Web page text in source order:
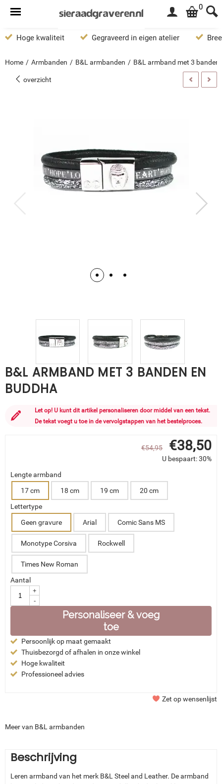
0
Hoge kwaliteit Gegraveerd in eigen atelier
Home / Armbanden / B&L armbanden / B&L armband met 3 banden
overzicht
B&L ARMBAND MET 3 BANDEN EN
BUDDHA
Let op! U kunt dit artikel personaliseren door middel van een tekst.
De tekst voegt u toe in de vervolgstappen van het bestelproces.
€54,95 €38,50
U bespaart: 30%
Lengte armband
17 cm
18 cm 19 cm
20 cm
Lettertype
Geen gravure
Arial Comic Sans MS
Monotype Corsiva Rockwell
Times New Roman
Aantal
+
-
Personaliseer & voeg
toe
Persoonlijk op maat gemaakt
Thuisbezorgd of afhalen in onze winkel
Hoge kwaliteit
Professioneel advies
Zet op wensenlijst
Meer van B&L armbanden
Beschrijving
Leren armband van het merk B&L Steel and Leather. De armband